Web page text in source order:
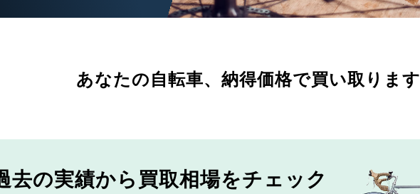
あなたの自転車、 納得価格で買い取ります
去の実績から 買取相場をチェック